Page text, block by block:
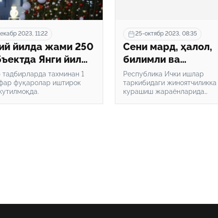
2023, 11:22
йилда жами 250
Янги йил
тадбирлари
тадбирларда тахминан 1
фуқаролар иштирок
25-октябр 2023, 08:35
Сени мард, ҳалол,
билимли ва
ватанпарвар
ҳасадгўйлар
томонидан бўҳтон
Республика Ички ишлар
таркибидаги
курашиш жараёнларида